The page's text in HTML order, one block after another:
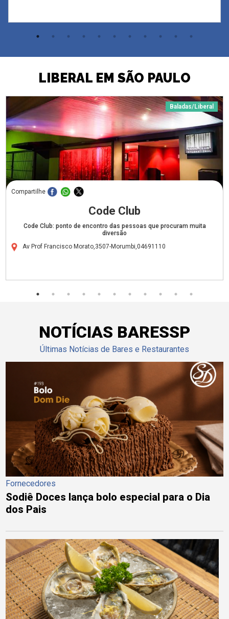
LIBERAL EM SÃO PAULO
Baladas/Liberal
Compartilhe
Code Club
Code Club: ponto de encontro das pessoas que procuram muita
diversão
Av Prof Francisco Morato,3507-Morumbi,04691110
NOTÍCIAS BARESSP
Últimas Notícias de Bares e Restaurantes
Fornecedores
Sodiê Doces lança bolo especial para o Dia
dos Pais